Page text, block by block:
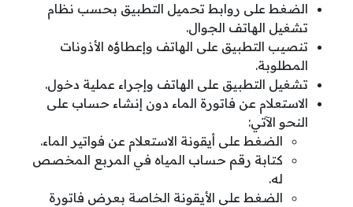
الضغط على روابط تحميل التطبيق بحسب نظام
تشغيل الهاتف الجوال.
تنصيب التطبيق على الهاتف وإعطاؤه الأذونات
المطلوبة.
تشغيل التطبيق على الهاتف وإجراء عملية دخول.
الاستعلام عن فاتورة الماء دون إنشاء حساب على
النحو الآتي:
الضغط على أيقونة الاستعلام عن فواتير الماء.
كتابة رقم حساب المياه في المربع المخصص
له.
الضغط على الأيقونة الخاصة بعرض فاتورة